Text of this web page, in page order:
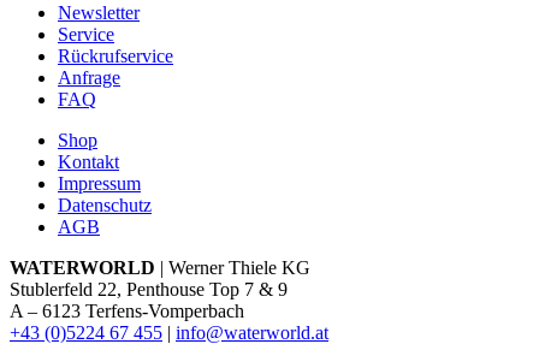
Newsletter
Service
Rückrufservice
Anfrage
FAQ
Shop
Kontakt
Impressum
Datenschutz
AGB
WATERWORLD | Werner Thiele KG
Stublerfeld 22, Penthouse Top 7 & 9
A – 6123 Terfens-Vomperbach
+43 (0)5224 67 455 | info@waterworld.at